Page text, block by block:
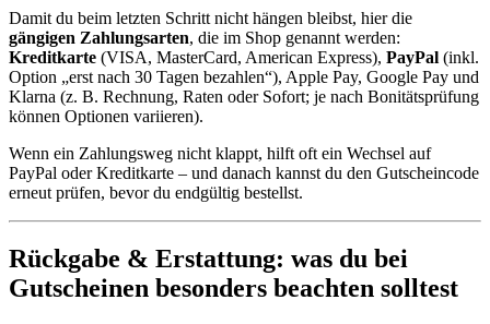
Damit du beim letzten Schritt nicht hängen bleibst, hier die
gängigen Zahlungsarten, die im Shop genannt werden:
Kreditkarte (VISA, MasterCard, American Express), PayPal (inkl.
Option „erst nach 30 Tagen bezahlen“), Apple Pay, Google Pay und
Klarna (z. B. Rechnung, Raten oder Sofort; je nach Bonitätsprüfung
können Optionen variieren).
Wenn ein Zahlungsweg nicht klappt, hilft oft ein Wechsel auf
PayPal oder Kreditkarte – und danach kannst du den Gutscheincode
erneut prüfen, bevor du endgültig bestellst.
Rückgabe & Erstattung: was du bei
Gutscheinen besonders beachten solltest